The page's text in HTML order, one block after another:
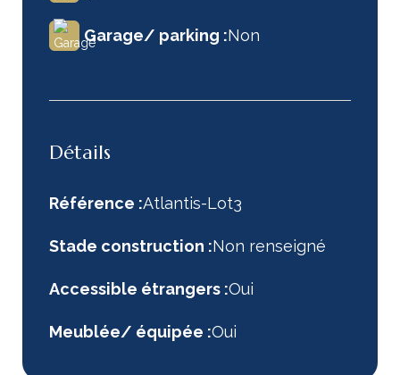
Garage/ parking :Non
Détails
Référence :Atlantis-Lot3
Stade construction :Non renseigné
Accessible étrangers :Oui
Meublée/ équipée :Oui